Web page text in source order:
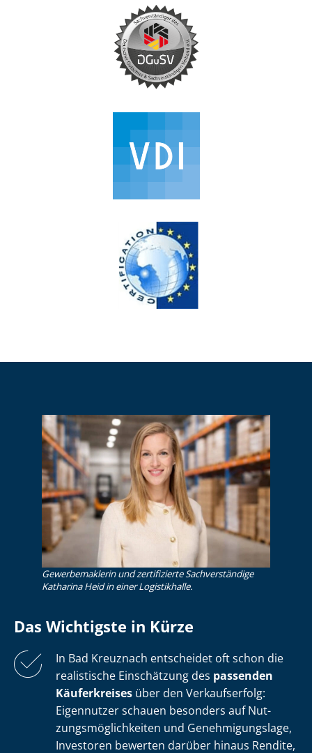
Gewerbemaklerin und zertifizierte Sachverständige
Katharina Heid in einer Logistikhalle.
Das Wichtigste in Kürze
In Bad Kreuznach entscheidet oft schon die
realistische Einschätzung des passenden
Käuferkreises über den Verkaufserfolg:
Eigennutzer schauen besonders auf Nut­
zungs­mög­lich­kei­ten und Ge­neh­mi­gungs­la­ge,
Investoren bewerten darüber hinaus Rendite,